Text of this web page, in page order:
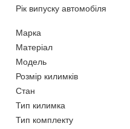
Рік випуску автомобіля
Марка
Матеріал
Модель
Розмір килимків
Стан
Тип килимка
Тип комплекту